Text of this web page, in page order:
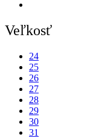
Veľkosť
24
25
26
27
28
29
30
31